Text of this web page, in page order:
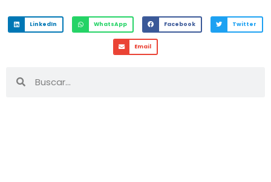
LinkedIn WhatsApp Facebook Twitter
Email